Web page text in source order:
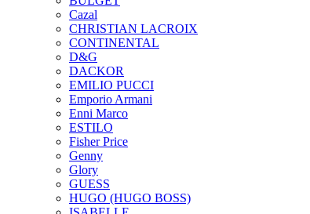
Cazal
CHRISTIAN LACROIX
CONTINENTAL
D&G
DACKOR
EMILIO PUCCI
Emporio Armani
Enni Marco
ESTILO
Fisher Price
Genny
Glory
GUESS
HUGO (HUGO BOSS)